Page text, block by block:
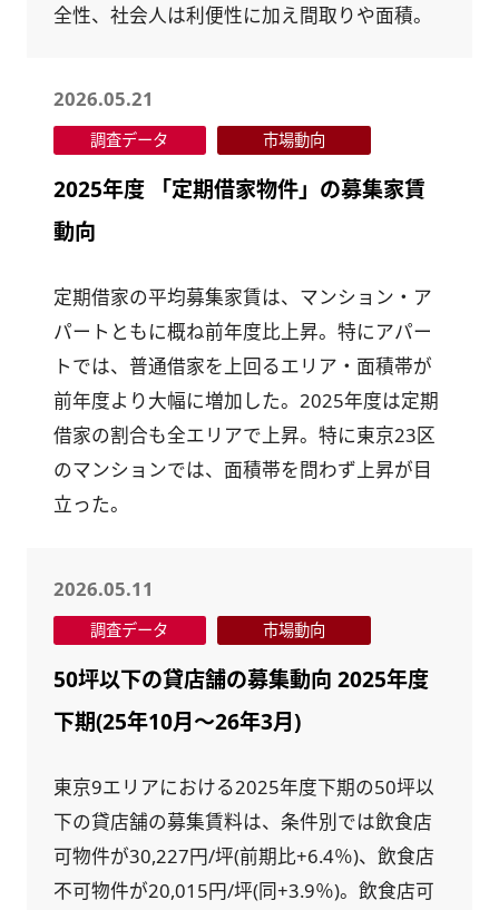
全性、社会人は利便性に加え間取りや面積。
2026.05.21
調査データ 市場動向
2025年度 「定期借家物件」の募集家賃
動向
定期借家の平均募集家賃は、マンション・ア
パートともに概ね前年度比上昇。特にアパー
トでは、普通借家を上回るエリア・面積帯が
前年度より大幅に増加した。2025年度は定期
借家の割合も全エリアで上昇。特に東京23区
のマンションでは、面積帯を問わず上昇が目
立った。
2026.05.11
調査データ 市場動向
50坪以下の貸店舗の募集動向 2025年度
下期(25年10月～26年3月)
東京9エリアにおける2025年度下期の50坪以
下の貸店舗の募集賃料は、条件別では飲食店
可物件が30,227円/坪(前期比+6.4％)、飲食店
不可物件が20,015円/坪(同+3.9％)。飲食店可